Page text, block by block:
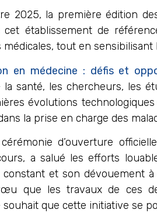
2025, la première édition
cet établissement de
tout en
en médecine : défis et
santé, les chercheurs, les
évolutions
la prise en charge des
d’ouverture
a salué les efforts
et son dévouement à
que les travaux de ces
que cette initiative se